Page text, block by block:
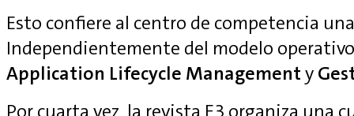
Esto confiere al centro de competencia
Independientemente del modelo
Application Lifecycle Managementy